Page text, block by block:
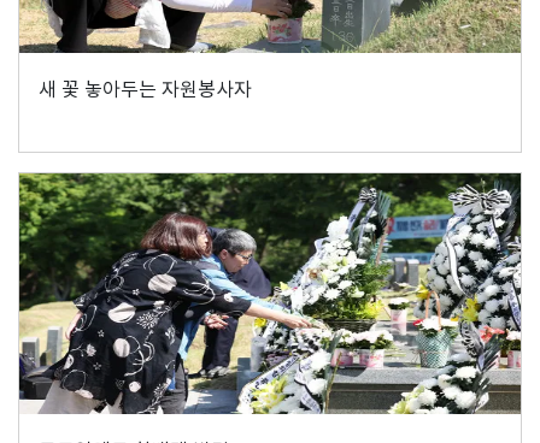
새 꽃 놓아두는 자원봉사자